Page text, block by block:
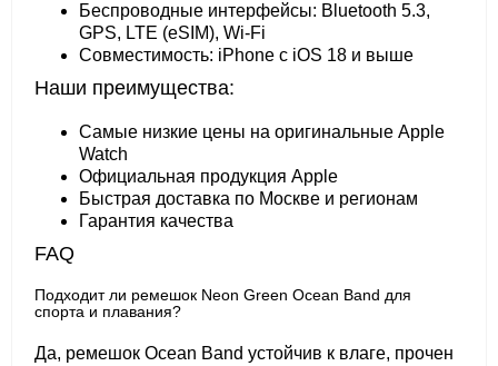
Беспроводные интерфейсы: Bluetooth 5.3,
GPS, LTE (eSIM), Wi-Fi
Совместимость: iPhone с iOS 18 и выше
Наши преимущества:
Самые низкие цены на оригинальные Apple
Watch
Официальная продукция Apple
Быстрая доставка по Москве и регионам
Гарантия качества
FAQ
Подходит ли ремешок Neon Green Ocean Band для
спорта и плавания?
Да, ремешок Ocean Band устойчив к влаге, прочен